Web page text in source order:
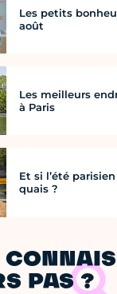
Les petits
août
Les meilleurs
à Paris
Et si l’été
quais ?
PAS ?